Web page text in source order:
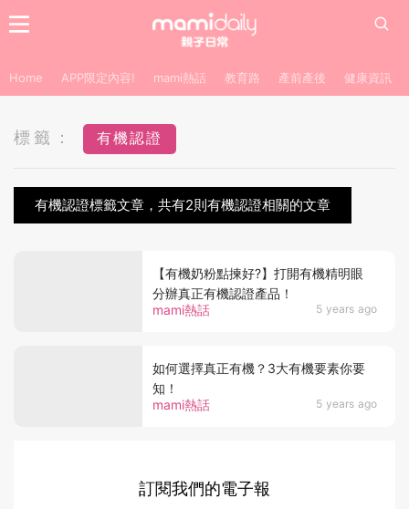
Home APP限定內容! mami熱話 教育路 產前產後 健康資訊
標籤： 有機認證
有機認證標籤文章，共有2則有機認證相關的文章
mami熱話 5 years ago
【有機奶粉點揀好?】打開有機精明眼
分辦真正有機認證產品！
mami熱話 5 years ago
如何選擇真正有機？3大有機要素你要
知！
訂閱我們的電子報